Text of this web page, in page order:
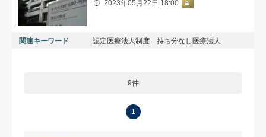
2023年05月22日 18:00
関連キーワード 認定医療法人制度 持ち分なし医療法人
9件
1